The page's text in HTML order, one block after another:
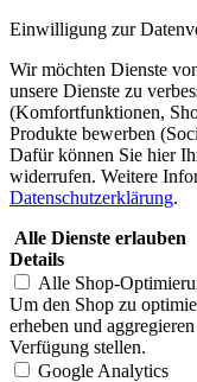
Einwilligung zur
Wir möchten Dienste
unsere Dienste zu
(Komfortfunktionen,
Produkte bewerben
Dafür können Sie hier
widerrufen. Weitere
Datenschutzerklärung.
Alle Dienste erlauben
Details
Alle Shop-
Um den Shop zu
erheben und
Verfügung stellen.
Google Analytics